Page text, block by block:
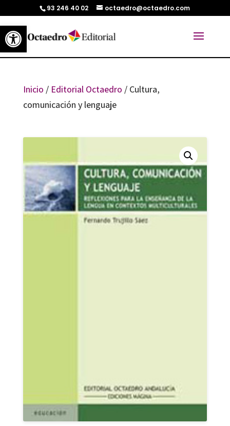
Abrir barra de herramientas
93 246 40 02 octaedro@octaedro.com
Inicio / Editorial Octaedro / Cultura,
comunicación y lenguaje